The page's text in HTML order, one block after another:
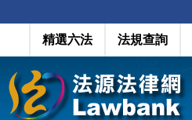
精選六法 法規查詢